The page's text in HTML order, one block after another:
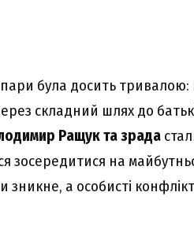
пари була досить
складний шлях до
Ращук та зрада
зосередитися на
зникне, а особисті